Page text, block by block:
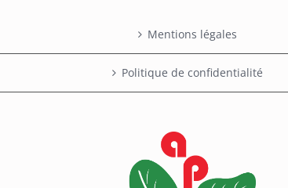
Mentions légales
Politique de confidentialité